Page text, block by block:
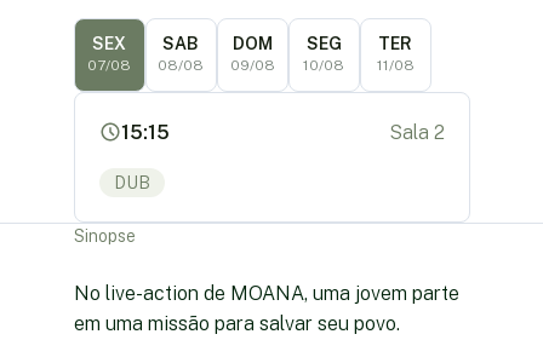
SEX
07/08
SAB
08/08
DOM
09/08
SEG
10/08
TER
11/08
15:15 Sala 2
DUB
Sinopse
No live-action de MOANA, uma jovem parte
em uma missão para salvar seu povo.